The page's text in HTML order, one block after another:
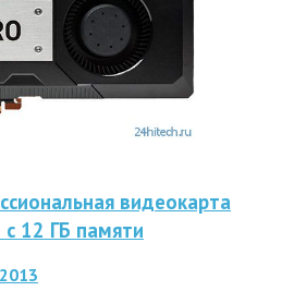
видеокарта
12 ГБ памяти